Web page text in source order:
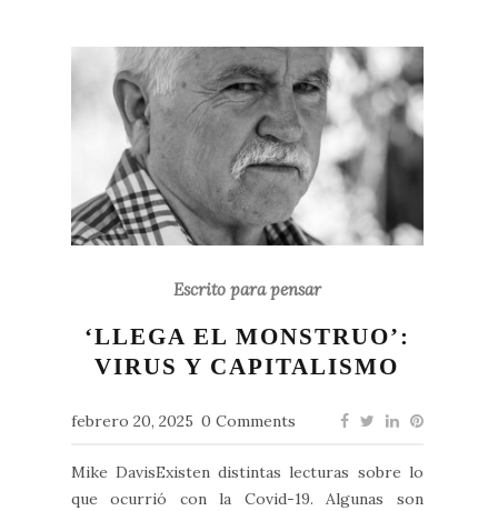
Escrito para pensar
‘LLEGA EL MONSTRUO’:
VIRUS Y CAPITALISMO
febrero 20, 2025 0 Comments
Mike DavisExisten distintas lecturas sobre lo
que ocurrió con la Covid-19. Algunas son